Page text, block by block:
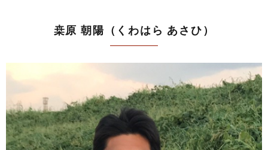
桒原 朝陽（くわはら あさひ）